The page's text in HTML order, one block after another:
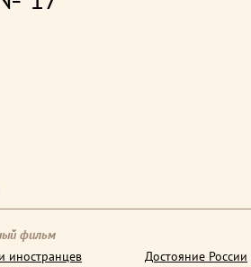
фильм
иностранцев
Достояние России